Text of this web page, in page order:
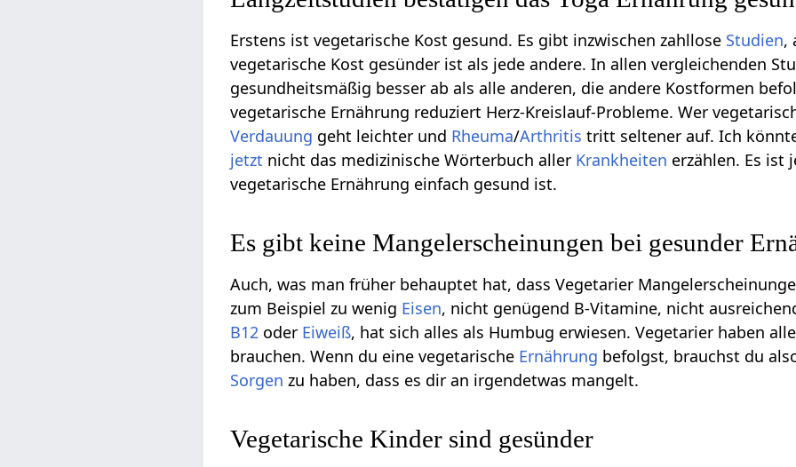
Erstens ist vegetarische Kost gesund. Es gibt inzwischen zahllose Studien,
vegetarische Kost gesünder ist als jede andere. In allen vergleichenden
gesundheitsmäßig besser ab als alle anderen, die andere Kostformen
vegetarische Ernährung reduziert Herz-Kreislauf-Probleme. Wer
Verdauung geht leichter und Rheuma/Arthritis tritt seltener auf. Ich
jetzt nicht das medizinische Wörterbuch aller Krankheiten erzählen. Es ist
vegetarische Ernährung einfach gesund ist.
Es gibt keine Mangelerscheinungen bei gesunder
Auch, was man früher behauptet hat, dass Vegetarier
zum Beispiel zu wenig Eisen, nicht genügend B-Vitamine, nicht
B12 oder Eiweiß, hat sich alles als Humbug erwiesen. Vegetarier haben
brauchen. Wenn du eine vegetarische Ernährung befolgst, brauchst du
Sorgen zu haben, dass es dir an irgendetwas mangelt.
Vegetarische Kinder sind gesünder